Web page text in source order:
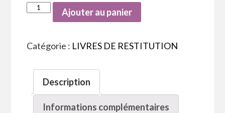
Ajouter au panier
Catégorie : LIVRES DE RESTITUTION
Description
Informations complémentaires